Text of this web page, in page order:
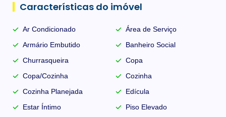
Características do imóvel
Ar Condicionado
Área de Serviço
Armário Embutido
Banheiro Social
Churrasqueira
Copa
Copa/Cozinha
Cozinha
Cozinha Planejada
Edícula
Estar Íntimo
Piso Elevado